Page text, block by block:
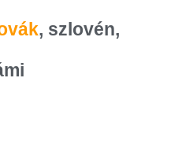
, szlovén,